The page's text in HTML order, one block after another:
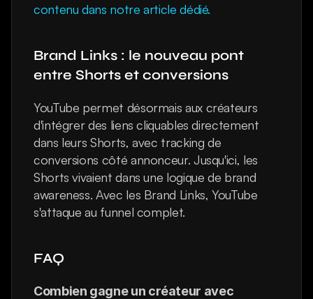
contenu dans notre article dédié.
Brand Links : le nouveau pont
entre Shorts et conversions
YouTube permet désormais aux créateurs
d'intégrer des liens cliquables directement
dans leurs Shorts, avec tracking de
conversions côté annonceur. Jusqu'ici, les
Shorts vivaient dans une logique de brand
awareness. Avec les Brand Links, YouTube
s'attaque au funnel complet.
FAQ
Combien gagne un créateur avec